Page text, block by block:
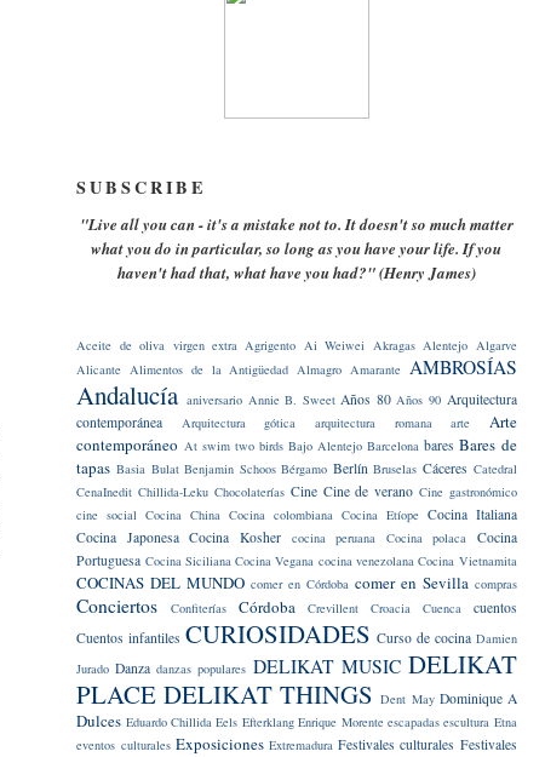
SUBSCRIBE
"Live all you can - it's a mistake not to. It doesn't so much matter
what you do in particular, so long as you have your life. If you
haven't had that, what have you had?" (Henry James)
Aceite de oliva virgen extra Agrigento Ai Weiwei Akragas Alentejo Algarve
Alicante Alimentos de la Antigüedad Almagro Amarante AMBROSÍAS
Andalucía aniversario Annie B. Sweet Años 80 Años 90 Arquitectura
contemporánea
Arquitectura gótica arquitectura romana arte
Arte
contemporáneo At swim two birds Bajo Alentejo Barcelona bares Bares de
tapas Basia Bulat Benjamin Schoos Bérgamo Berlín Bruselas Cáceres Catedral
CenaInedit Chillida-Leku Chocolaterías Cine Cine de verano Cine gastronómico
cine social Cocina China Cocina colombiana Cocina Etíope Cocina Italiana
Cocina Japonesa Cocina Kosher cocina peruana Cocina polaca
Cocina
Portuguesa Cocina Siciliana Cocina Vegana cocina venezolana Cocina Vietnamita
COCINAS DEL MUNDO comer en Córdoba comer en Sevilla compras
Conciertos Confiterías Córdoba Crevillent Croacia Cuenca
cuentos
Cuentos infantiles CURIOSIDADES Curso de cocina Damien
Jurado Danza danzas populares DELIKAT MUSIC DELIKAT
PLACE DELIKAT THINGS Dent May Dominique A
Dulces Eduardo Chillida Eels Efterklang Enrique Morente escapadas escultura Etna
eventos culturales Exposiciones Extremadura Festivales culturales Festivales